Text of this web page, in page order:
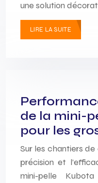
une solution
LIRE LA SUITE
de la mini-
pour les
Sur les chantiers
précision et
mini-pelle